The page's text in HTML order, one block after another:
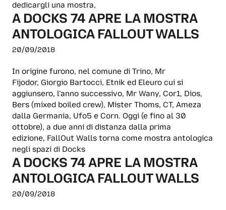
dedicargli una mostra,
A DOCKS 74 APRE LA MOSTRA
ANTOLOGICA FALLOUT WALLS
20/09/2018
In origine furono, nel comune di Trino, Mr
Fijodor, Giorgio Bartocci, Etnik ed Eleuro cui si
aggiunsero, l’anno successivo, Mr Wany, Cor1, Dios,
Bers (mixed boiled crew), Mister Thoms, CT, Ameza
dalla Germania, Ufo5 e Corn. Oggi (e fino al 30
ottobre), a due anni di distanza dalla prima
edizione, FallOut Walls torna come mostra antologica
negli spazi di Docks
A DOCKS 74 APRE LA MOSTRA
ANTOLOGICA FALLOUT WALLS
20/09/2018